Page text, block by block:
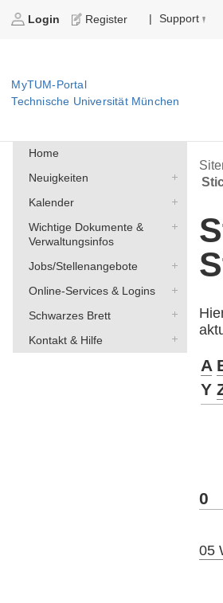
Login Register | Support
MyTUM-Portal
Technische Universität München
Home
Neuigkeiten
Kalender
Wichtige Dokumente &
Verwaltungsinfos
Jobs/Stellenangebote
Online-Services & Logins
Schwarzes Brett
Kontakt & Hilfe
A
Y
0
05